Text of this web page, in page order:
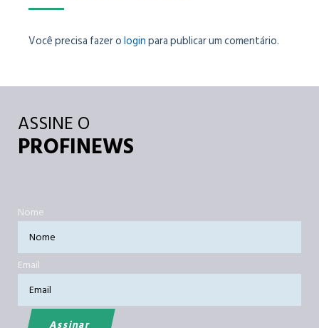
Você precisa fazer ologinpara publicar um comentário.
ASSINE O
PROFINEWS
Nome
Email